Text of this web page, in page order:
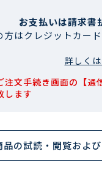
お支払いは請求書
方はクレジットカー
詳しく
注文手続き画面の【通
します
品の試読・閲覧およ